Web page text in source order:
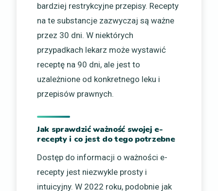
bardziej restrykcyjne przepisy. Recepty
na te substancje zazwyczaj są ważne
przez 30 dni. W niektórych
przypadkach lekarz może wystawić
receptę na 90 dni, ale jest to
uzależnione od konkretnego leku i
przepisów prawnych.
Jak sprawdzić ważność swojej e-
recepty i co jest do tego potrzebne
Dostęp do informacji o ważności e-
recepty jest niezwykle prosty i
intuicyjny. W 2022 roku, podobnie jak